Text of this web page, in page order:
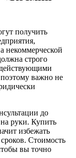
получить
некоммерческой
строго
важно не
до
руки. Купить
избежать
Стоимость
вы точно